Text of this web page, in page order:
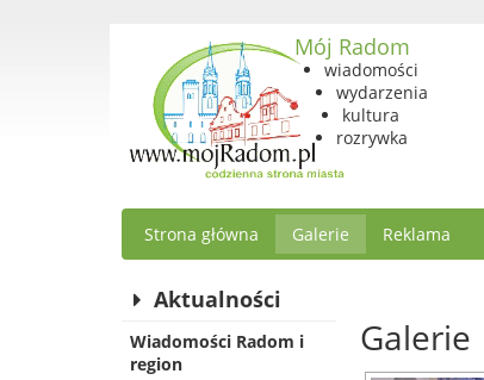
Mój Radom
wiadomości
wydarzenia
kultura
rozrywka
Strona główna Galerie Reklama
Aktualności
Wiadomości Radom i
region
Galerie